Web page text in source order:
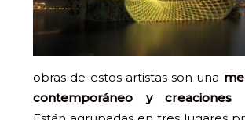
obras de estos artistas son una
contemporáneo y creaciones